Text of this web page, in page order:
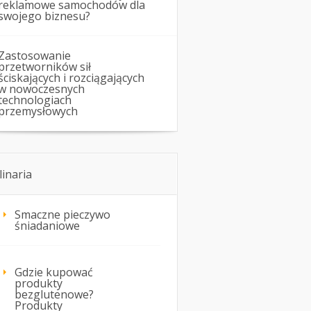
samochodów dla
biznesu?
sił
i rozciągających
nowoczesnych
Smaczne pieczywo
śniadaniowe
Gdzie kupować
produkty
bezglutenowe?
Produkty